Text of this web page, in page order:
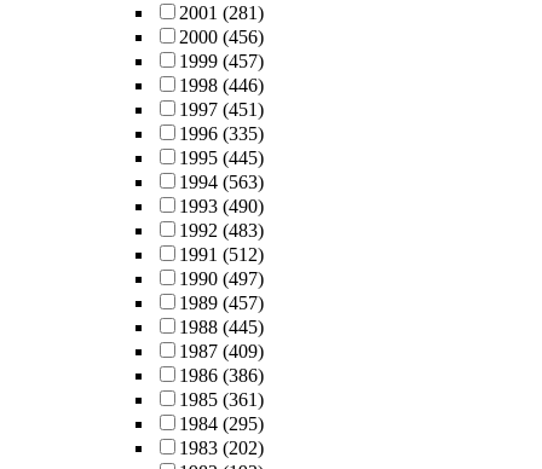
2001 (281)
2000 (456)
1999 (457)
1998 (446)
1997 (451)
1996 (335)
1995 (445)
1994 (563)
1993 (490)
1992 (483)
1991 (512)
1990 (497)
1989 (457)
1988 (445)
1987 (409)
1986 (386)
1985 (361)
1984 (295)
1983 (202)